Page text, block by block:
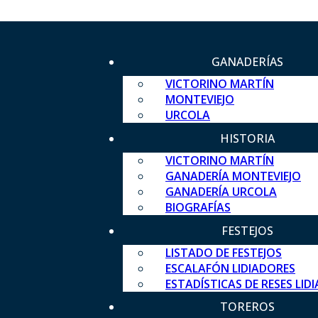
GANADERÍAS
VICTORINO MARTÍN
MONTEVIEJO
URCOLA
HISTORIA
VICTORINO MARTÍN
GANADERÍA MONTEVIEJO
GANADERÍA URCOLA
BIOGRAFÍAS
FESTEJOS
LISTADO DE FESTEJOS
ESCALAFÓN LIDIADORES
ESTADÍSTICAS DE RESES
TOREROS